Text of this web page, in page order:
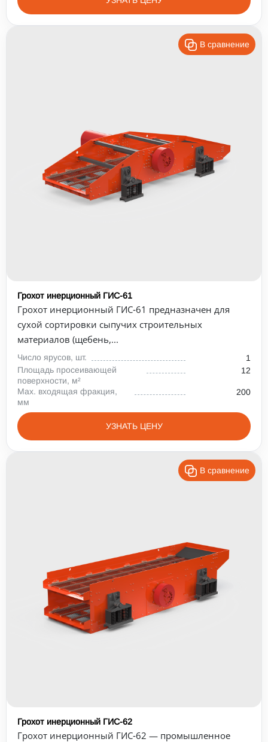
В сравнение
Грохот инерционный ГИС-61
Грохот инерционный ГИС‑61 предназначен для
сухой сортировки сыпучих строительных
материалов (щебень,...
Число ярусов, шт.
1
Площадь просеивающей
поверхности, м²
12
Max. входящая фракция,
мм
200
УЗНАТЬ ЦЕНУ
В сравнение
Грохот инерционный ГИС-62
Грохот инерционный ГИС‑62 — промышленное